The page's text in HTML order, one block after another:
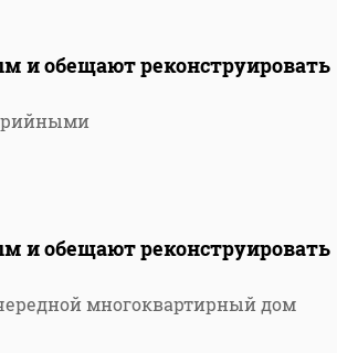
и обещают реконструировать
и обещают реконструировать
многоквартирный дом